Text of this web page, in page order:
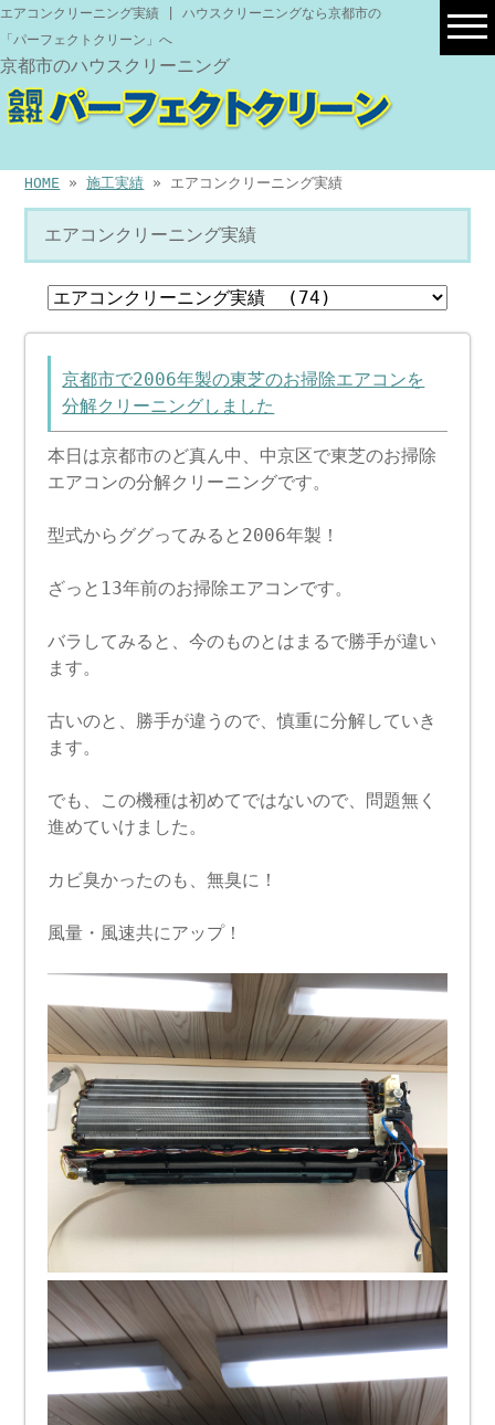
エアコンクリーニング実績 | ハウスクリーニングなら京都市の
「パーフェクトクリーン」へ
京都市のハウスクリーニング
HOME »施工実績 » エアコンクリーニング実績
エアコンクリーニング実績
京都市で2006年製の東芝のお掃除エアコンを
分解クリーニングしました
本日は京都市のど真ん中、中京区で東芝のお掃除
エアコンの分解クリーニングです。
型式からググってみると2006年製！
ざっと13年前のお掃除エアコンです。
バラしてみると、今のものとはまるで勝手が違い
ます。
古いのと、勝手が違うので、慎重に分解していき
ます。
でも、この機種は初めてではないので、問題無く
進めていけました。
カビ臭かったのも、無臭に！
風量・風速共にアップ！